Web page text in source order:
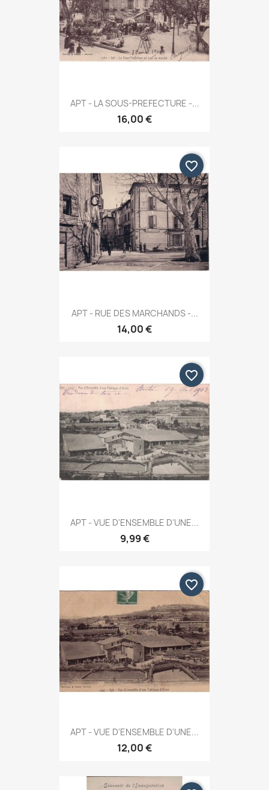
APT - LA SOUS-PREFECTURE -...
16,00 €
APT - RUE DES MARCHANDS -...
14,00 €
favorite_border
APT - VUE D'ENSEMBLE D'UNE...
9,99 €
favorite_border
APT - VUE D'ENSEMBLE D'UNE...
12,00 €
favorite_border